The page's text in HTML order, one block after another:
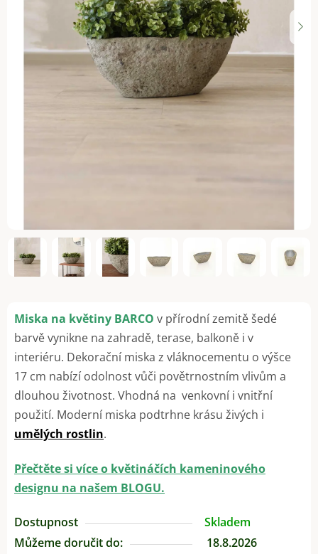
Miska na květiny BARCO v přírodní zemitě šedé
barvě vynikne na zahradě, terase, balkoně i v
interiéru. Dekorační miska z vláknocementu o výšce
17 cm nabízí odolnost vůči povětrnostním vlivům a
dlouhou životnost. Vhodná na venkovní i vnitřní
použití. Moderní miska podtrhne krásu živých i
umělých rostlin.
Přečtěte si více o květináčích kameninového
designu na našem BLOGU.
Dostupnost
Skladem
Můžeme doručit do:
18.8.2026